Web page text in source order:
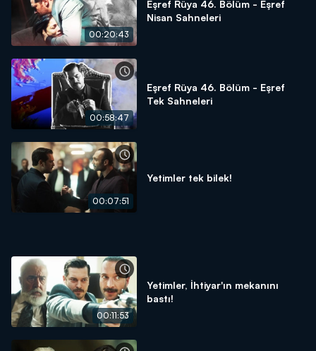
00:20:43
Eşref Rüya 46. Bölüm - Eşref
Nisan Sahneleri
00:58:47
Eşref Rüya 46. Bölüm - Eşref
Tek Sahneleri
00:07:51
Yetimler tek bilek!
00:11:53
Yetimler, İhtiyar'ın mekanını
bastı!